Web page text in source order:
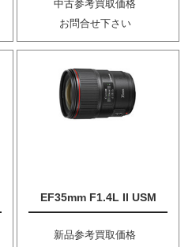
中古参考買取価格
お問合せ下さい
EF35mm F1.4L II USM
新品参考買取価格